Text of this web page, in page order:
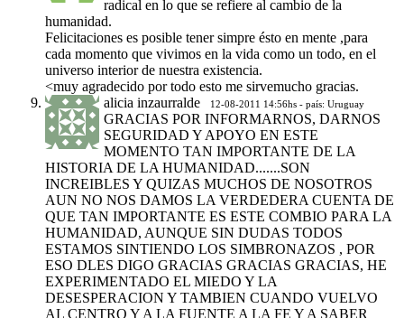
radical en lo que se refiere al cambio de la
humanidad.
Felicitaciones es posible tener simpre ésto en mente ,para
cada momento que vivimos en la vida como un todo, en el
universo interior de nuestra existencia.
<muy agradecido por todo esto me sirvemucho gracias.
alicia inzaurralde
12-08-2011 14:56hs - país: Uruguay
GRACIAS POR INFORMARNOS, DARNOS
SEGURIDAD Y APOYO EN ESTE
MOMENTO TAN IMPORTANTE DE LA
HISTORIA DE LA HUMANIDAD.......SON
INCREIBLES Y QUIZAS MUCHOS DE NOSOTROS
AUN NO NOS DAMOS LA VERDEDERA CUENTA DE
QUE TAN IMPORTANTE ES ESTE COMBIO PARA LA
HUMANIDAD, AUNQUE SIN DUDAS TODOS
ESTAMOS SINTIENDO LOS SIMBRONAZOS , POR
ESO DLES DIGO GRACIAS GRACIAS GRACIAS, HE
EXPERIMENTADO EL MIEDO Y LA
DESESPERACION Y TAMBIEN CUANDO VUELVO
AL CENTRO Y A LA FUENTE A LA FE Y A SABER